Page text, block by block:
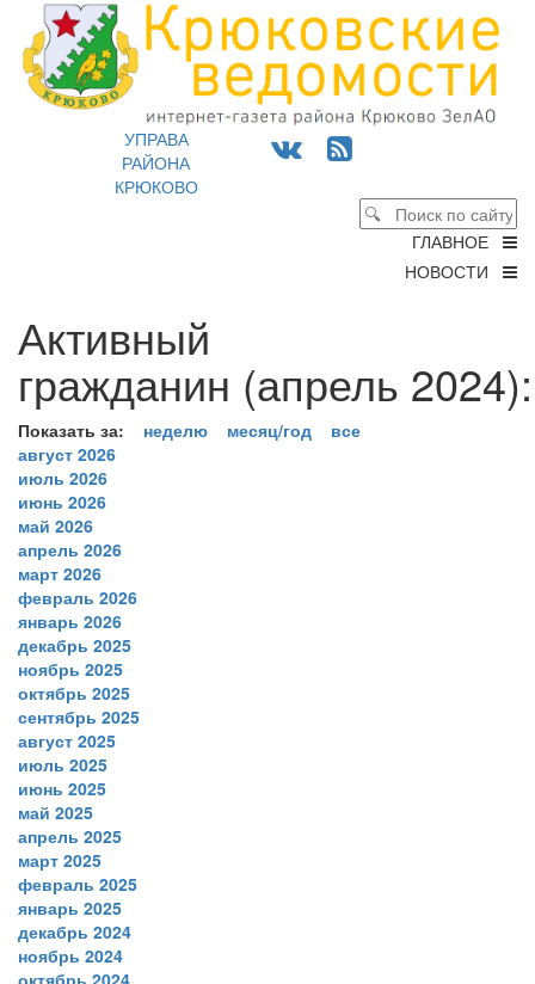
УПРАВА
РАЙОНА
КРЮКОВО
ГЛАВНОЕ
НОВОСТИ
Активный
гражданин (апрель 2024):
Показать за: неделю месяц/год
все
август 2026
июль 2026
июнь 2026
май 2026
апрель 2026
март 2026
февраль 2026
январь 2026
декабрь 2025
ноябрь 2025
октябрь 2025
сентябрь 2025
август 2025
июль 2025
июнь 2025
май 2025
апрель 2025
март 2025
февраль 2025
январь 2025
декабрь 2024
ноябрь 2024